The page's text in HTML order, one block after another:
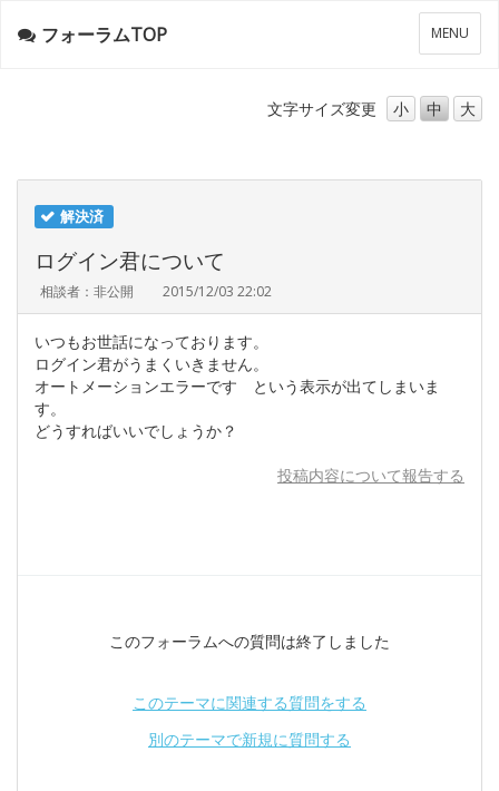
メ
ニ
ー
MENU
フォーラムTOP
文字サイズ変更 小 中 大
解決済
ログイン君について
相談者：非公開 2015/12/03 22:02
いつもお世話になっております。
ログイン君がうまくいきません。
オートメーションエラーです という表示が出てしまいま
す。
どうすればいいでしょうか？
投稿内容について報告する
このフォーラムへの質問は終了しました
このテーマに関連する質問をする
別のテーマで新規に質問する